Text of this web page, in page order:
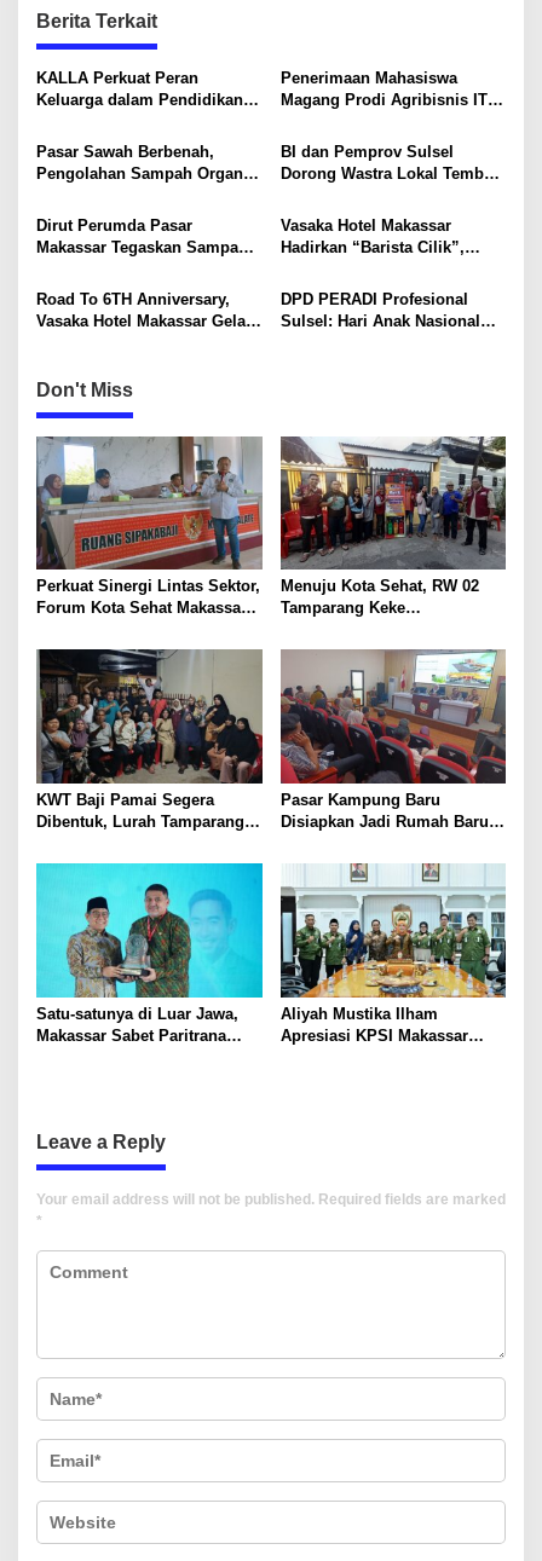
n
a
v
g
a
t
i
o
n
Berita Terkait
KALLA Perkuat Peran
Keluarga dalam Pendidikan
Explorers
Penerimaan Mahasiswa
Magang Prodi Agribisnis ITP
Perkuat Kompetensi Lewat
Program MBKM
Pasar Sawah Berbenah,
Pengolahan Sampah Organik
BI dan Pemprov Sulsel
Dorong Wastra Lokal Tembus
Mancanegara
Dirut Perumda Pasar
Makassar Tegaskan Sampah
Bukan Dibuang ke TPA
Vasaka Hotel Makassar
Hadirkan “Barista Cilik”,
Untuk Anak-Anak
Road To 6TH Anniversary,
Vasaka Hotel Makassar Gelar
Untuk Anak-Anak
DPD PERADI Profesional
Sulsel: Hari Anak Nasional
Don't Miss
Perkuat Sinergi Lintas Sektor,
Forum Kota Sehat Makassar
Kelurahan Sehat di Tamalate
Menuju Kota Sehat, RW 02
Tamparang Keke
Sampah
KWT Baji Pamai Segera
Dibentuk, Lurah Tamparang
Warga
Pasar Kampung Baru
Disiapkan Jadi Rumah Baru
Benteng Rotterdam
Satu-satunya di Luar Jawa,
Makassar Sabet Paritrana
Aliyah Mustika Ilham
Apresiasi KPSI Makassar
Leave a Reply
Your email address will not be published. Required fields are marked
*